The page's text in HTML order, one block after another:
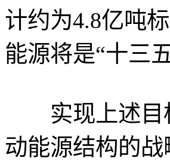
计约为4.8亿吨
能源将是“十三
实现上述目标
动能源结构的